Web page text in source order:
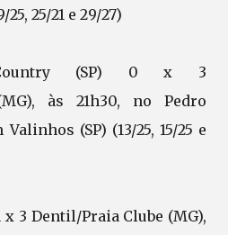
25, 25/21 e 29/27)
Country (SP) 0 x 3
às 21h30, no Pedro
(SP) (13/25, 15/25 e
x 3 Dentil/Praia Clube (MG),